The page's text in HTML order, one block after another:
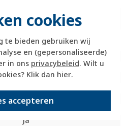
cookies
te bieden gebruiken wij
en (gepersonaliseerde)
in ons privacybeleid. Wilt u
Klik dan hier.
accepteren
Horizontaal en
verticaal
IK07
IP20
Nee
Nee
Mat
Ja
Ja